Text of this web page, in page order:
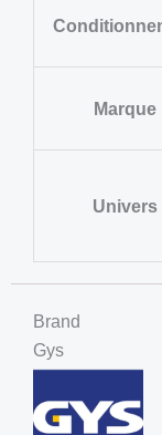
Marque
Univers
Brand
Gys